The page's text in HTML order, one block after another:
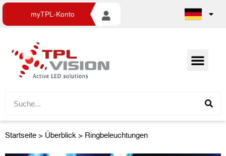
myTPL-Konto
Startseite > Überblick > Ringbeleuchtungen